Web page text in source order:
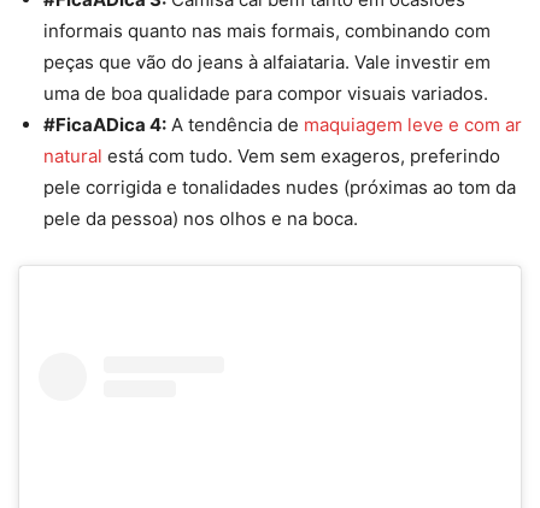
informais quanto nas mais formais, combinando com
peças que vão do jeans à alfaiataria. Vale investir em
uma de boa qualidade para compor visuais variados.
#FicaADica 4: A tendência de maquiagem leve e com ar
natural está com tudo. Vem sem exageros, preferindo
pele corrigida e tonalidades nudes (próximas ao tom da
pele da pessoa) nos olhos e na boca.